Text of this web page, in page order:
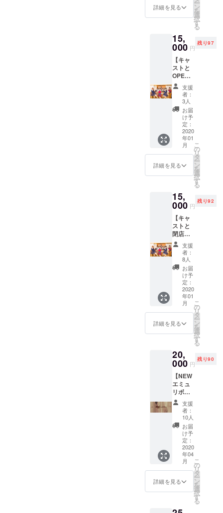
ん・七
吹まり
も ※水
着・浴
衣・私
服の３
セット
※望まひ
ろのみ
水着な
し（浴
衣と私
服をプ
ラスで
お入れ
いたし
ます）
※複数購
スト選
択希望
の場合
は、2人
目以降
のキャ
ストを
備考欄
に記載
いただ
きます
ようお
願いい
たしま
す。備
支援後
も支援
クト一
覧の詳
細か
ら、募
集終了
後まで
変更可
能で
す。そ
れ以後
の追記
変更は
お受け
できな
い場合
います
ので、
ショッ
トチェ
キ付 ※
業では
音声
ツー
ショッ
トチェ
キはメ
ニュー
にござ
いませ
ん！ ※
ワンド
リンク
は、オ
リジナ
ルドリ
ンク可
能で
にお声
がけく
ださ
い。 ※
ご入場
の際
に、ご
支援画
面のご
確認を
させて
いただ
きま
す。
詳細を見る ー
ン
を
選
択
す
る
15,
000 円
残り97
【キャ
ストと
OPEN
準備体
験】
コース
お客様
をお出
迎えす
る前
の、
OPEN
準備を
キャス
トに教
えても
がら体
験でき
るプラ
ン！
（お疲
れ様10
秒動
画・休
憩付き
※1時間
チャー
ジ無料
券付
き） 平
日：17
時20
分〜
／土日
祝日：
15時20
分〜
（遅
刻・早
退OK）
※複数人
とご一
緒の場
合もご
ざいま
す！ ※
お届け
希望は
2020年
1月予定
支援
者：
3人
お届
け予
定：
2020
年01
月
詳細を見る
こ
の
リ
タ
ー
ン
を
選
択
す
る
15,
000 円
残り92
【キャ
ストと
閉店作
業体
験】
コース
閉店作
業を
キャス
トに教
えても
らいな
がら体
験でき
るプラ
ン！
れ様10
秒動
画・賄
い付
き） 平
日：22
時30
分〜23
時15分
頃まで
（早退
OK） ※
複数人
とご一
緒する
場合も
ござい
※お届け
支援
者：
8人
お届
け予
定：
2020
年01
月
詳細を見る
こ
の
リ
タ
ー
ン
を
選
択
す
る
20,
000 円
残り90
【NEW
エミュ
リボン
プレミ
アム
セッ
ト】
コース
・クラ
ウド
ファン
ディン
グ限定T
シャツ
（サイ
ズ：S・
XL お選
支援
者：
10人
お届
け予
定：
2020
年04
月
詳細を見る
こ
の
リ
タ
ー
ン
を
選
択
す
る